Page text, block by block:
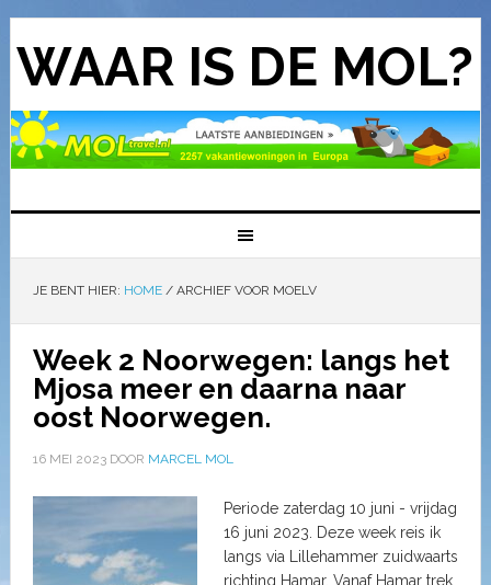
WAAR IS DE MOL?
JE BENT HIER: HOME /ARCHIEF VOOR MOELV
Week 2 Noorwegen: langs het
Mjosa meer en daarna naar
oost Noorwegen.
16 MEI 2023DOOR MARCEL MOL
Periode zaterdag 10 juni - vrijdag
16 juni 2023. Deze week reis ik
langs via Lillehammer zuidwaarts
richting Hamar. Vanaf Hamar trek